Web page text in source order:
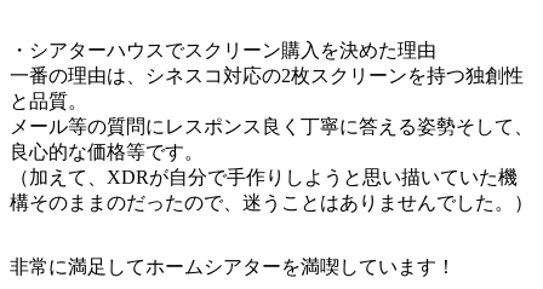
・シアターハウスでスクリーン購入を決めた理由
一番の理由は、シネスコ対応の2枚スクリーンを持つ独創性
と品質。
メール等の質問にレスポンス良く丁寧に答える姿勢そして、
良心的な価格等です。
（加えて、XDRが自分で手作りしようと思い描いていた機
構そのままのだったので、迷うことはありませんでした。）
非常に満足してホームシアターを満喫しています！